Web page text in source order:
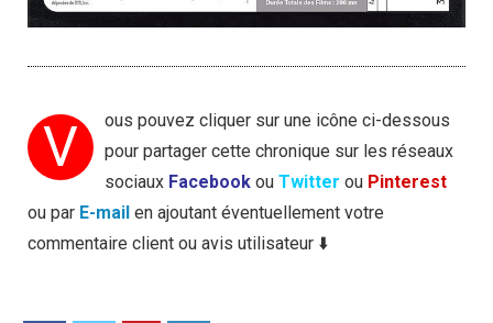
V
ous pouvez cliquer sur une icône ci-dessous
pour partager cette chronique sur les réseaux
sociaux Facebook ou Twitter ou Pinterest
ou par E-mail en ajoutant éventuellement votre
commentaire client ou avis utilisateur ⬇️